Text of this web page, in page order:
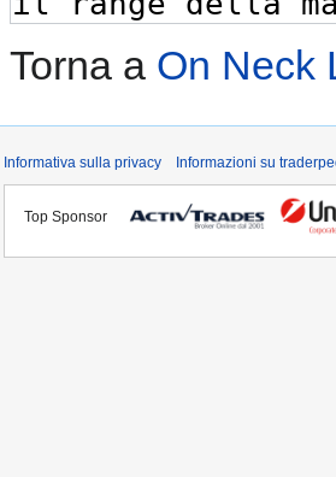
Torna a On Neck
Informativa sulla privacy Informazioni su
Top Sponsor